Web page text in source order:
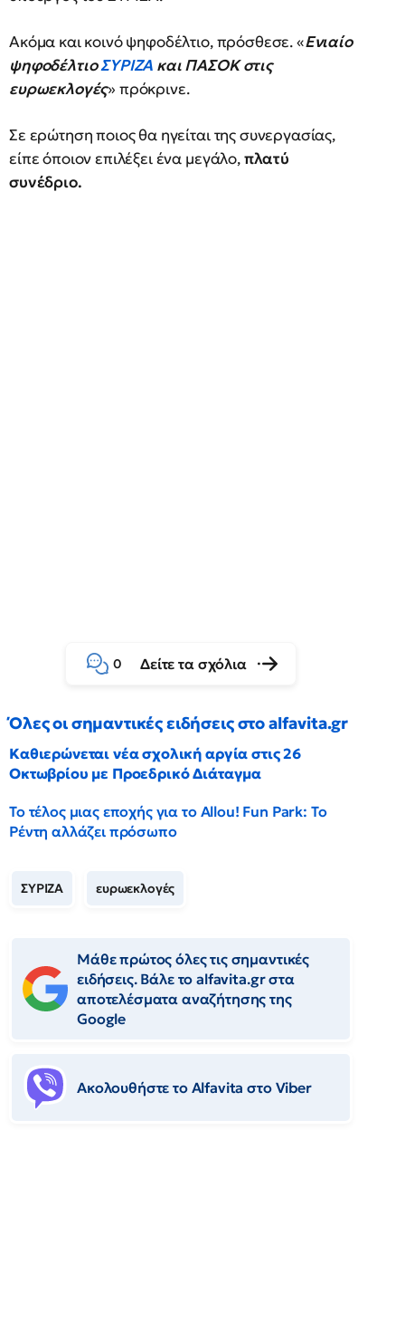
Ακόμα και κοινό ψηφοδέλτιο, πρόσθεσε. «Ενιαίο
ψηφοδέλτιοΣΥΡΙΖΑ και ΠΑΣΟΚ στις
ευρωεκλογές» πρόκρινε.
Σε ερώτηση ποιος θα ηγείται της συνεργασίας,
είπε όποιον επιλέξει ένα μεγάλο,πλατύ
συνέδριο.
0 Δείτε τα σχόλια
Όλες οι σημαντικές ειδήσεις στο alfavita.gr
Καθιερώνεται νέα σχολική αργία στις 26
Οκτωβρίου με Προεδρικό Διάταγμα
Το τέλος μιας εποχής για το Allou! Fun Park: Το
Ρέντη αλλάζει πρόσωπο
ΣΥΡΙΖΑ ευρωεκλογές
Μάθε πρώτος όλες τις σημαντικές
ειδήσεις. Βάλε το alfavita.gr στα
αποτελέσματα αναζήτησης της
Google
Ακολουθήστε το Αlfavita στο Viber